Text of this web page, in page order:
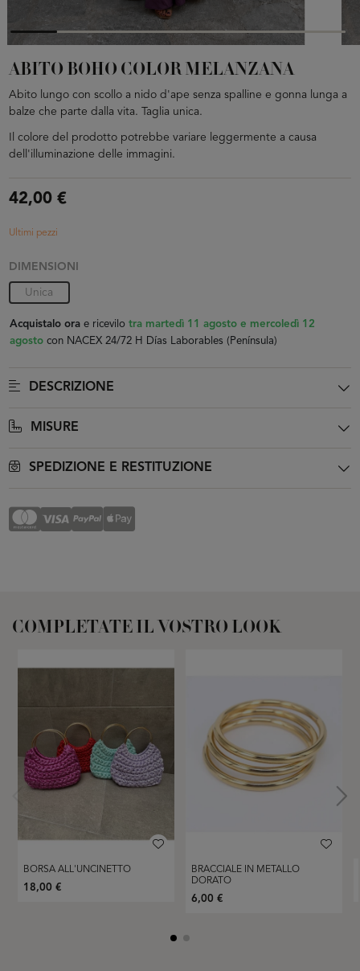
ABITO BOHO COLOR MELANZANA
Abito lungo con scollo a nido d'ape senza spalline e gonna lunga a
balze che parte dalla vita. Taglia unica.
Il colore del prodotto potrebbe variare leggermente a causa
dell'illuminazione delle immagini.
42,00 €
Ultimi pezzi
DIMENSIONI
Unica
Acquistalo orae ricevilo tra martedì 11 agosto e mercoledì 12
agosto con NACEX 24/72 H Días Laborables (Península)
DESCRIZIONE
MISURE
SPEDIZIONE E RESTITUZIONE
COMPLETATE IL VOSTRO LOOK
BORSA ALL'UNCINETTO
18,00 €
BRACCIALE IN METALLO
DORATO
6,00 €